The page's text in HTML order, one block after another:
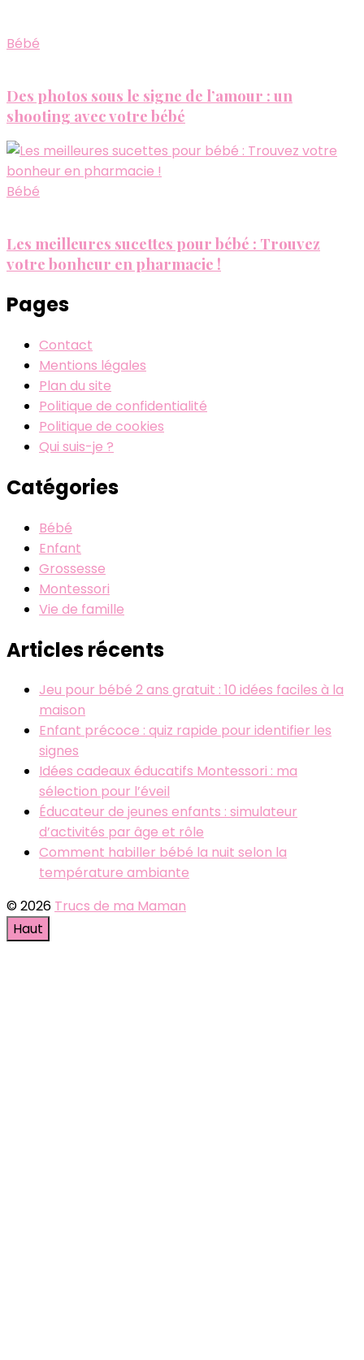
Bébé
Des photos sous le signe de l’amour : un
shooting avec votre bébé
Bébé
Les meilleures sucettes pour bébé : Trouvez
votre bonheur en pharmacie !
Pages
Contact
Mentions légales
Plan du site
Politique de confidentialité
Politique de cookies
Qui suis-je ?
Catégories
Bébé
Enfant
Grossesse
Montessori
Vie de famille
Articles récents
Jeu pour bébé 2 ans gratuit : 10 idées faciles à la
maison
Enfant précoce : quiz rapide pour identifier les
signes
Idées cadeaux éducatifs Montessori : ma
sélection pour l’éveil
Éducateur de jeunes enfants : simulateur
d’activités par âge et rôle
Comment habiller bébé la nuit selon la
température ambiante
© 2026 Trucs de ma Maman
Haut